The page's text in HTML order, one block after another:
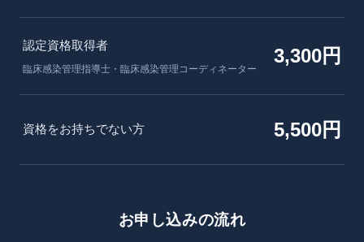
認定資格取得者
臨床感染管理指導士・臨床感染管理コーディネーター
3,300円
資格をお持ちでない方 5,500円
お申し込みの流れ